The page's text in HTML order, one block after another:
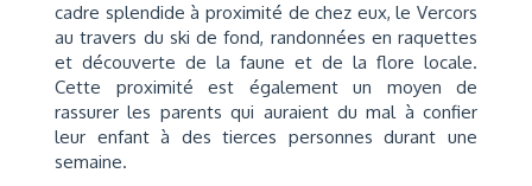
cadre splendide à proximité de chez eux, le Vercors
au travers du ski de fond, randonnées en raquettes
et découverte de la faune et de la flore locale.
Cette proximité est également un moyen de
rassurer les parents qui auraient du mal à confier
leur enfant à des tierces personnes durant une
semaine.